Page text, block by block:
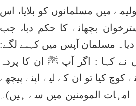
میں مسلمانوں کو بلایا، اس
بچھانے کا حکم دیا، جب
دیا۔ مسلمان آپس میں کہنے لگے:
کہا : اگر آپ ﷺ ان کا پردہ
کیا تو ان کے لیے اپنے پیچھے
امہات المومنین میں سے ہیں)۔